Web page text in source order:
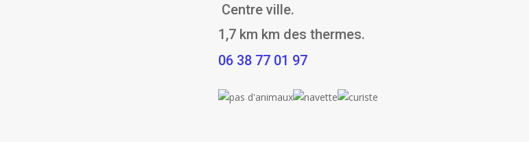
Centre ville.
1,7 km km des thermes.
06 38 77 01 97